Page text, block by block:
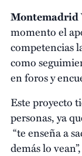
Montemadrid
momento el
competencias
como
en foros y
Este proyecto
personas, ya
“te enseña a
demás lo